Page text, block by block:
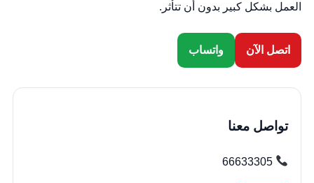
العمل بشكل كبير بدون أن تتأثر.
اتصل الآن واتساب
تواصل معنا
66633305